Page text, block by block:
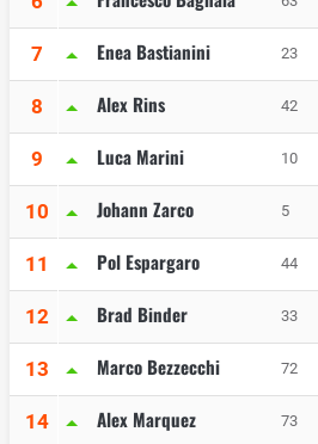
7 Enea Bastianini 23
8 Alex Rins 42
9 Luca Marini 10
10 Johann Zarco 5
11 Pol Espargaro 44
12 Brad Binder 33
13 Marco Bezzecchi 72
14 Alex Marquez 73